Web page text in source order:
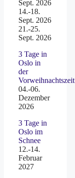
Sept. 2026
14.-18.
Sept. 2026
21.-25.
Sept. 2026
3 Tage in
Oslo in
der
Vorweihnachtszeit
04.-06.
Dezember
2026
3 Tage in
Oslo im
Schnee
12.-14.
Februar
2027